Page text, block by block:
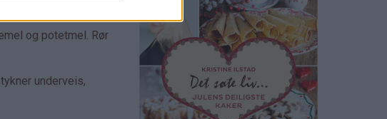
og potetmel. Rør
underveis,